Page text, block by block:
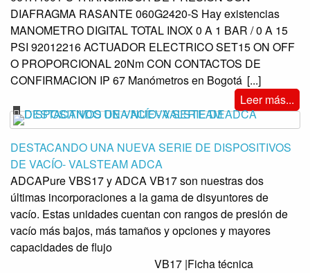
DIAFRAGMA RASANTE 060G2420-S Hay existencias
MANOMETRO DIGITAL TOTAL INOX 0 A 1 BAR / 0 A 15
PSI 92012216 ACTUADOR ELECTRICO SET15 ON OFF
O PROPORCIONAL 20Nm CON CONTACTOS DE
CONFIRMACION IP 67 Manómetros en Bogotá [...]
Leer más...
DESTACANDO UNA NUEVA SERIE DE DISPOSITIVOS
DE VACÍO- VALSTEAM ADCA
ADCAPure VBS17 y ADCA VB17 son nuestras dos
últimas incorporaciones a la gama de disyuntores de
vacío. Estas unidades cuentan con rangos de presión de
vacío más bajos, más tamaños y opciones y mayores
capacidades de flujo
VB17 |Ficha técnica